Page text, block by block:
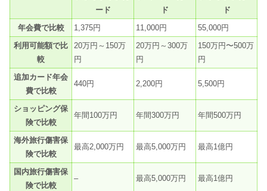
ード
ド
ド
年会費で比較
1,375円 11,000円
55,000円
利用可能額で比
較
20万円～150万
円
20万円～300万
円
150万円〜500万
円
追加カード年会
費で比較
440円 2,200円 5,500円
ショッピング保
険で比較
年間100万円 年間300万円 年間500万円
海外旅行傷害保
険で比較
最高2,000万円 最高5,000万円 最高1億円
国内旅行傷害保
険で比較
– 最高5,000万円 最高1億円